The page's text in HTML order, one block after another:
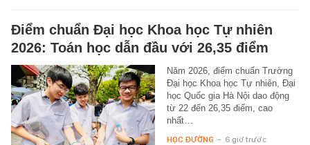
Điểm chuẩn Đại học Khoa học Tự nhiên
2026: Toán học dẫn đầu với 26,35 điểm
Năm 2026, điểm chuẩn Trường
Đại học Khoa học Tự nhiên, Đại
học Quốc gia Hà Nội dao động
từ 22 đến 26,35 điểm, cao
nhất…
HỌC ĐƯỜNG - 6 giờ trước